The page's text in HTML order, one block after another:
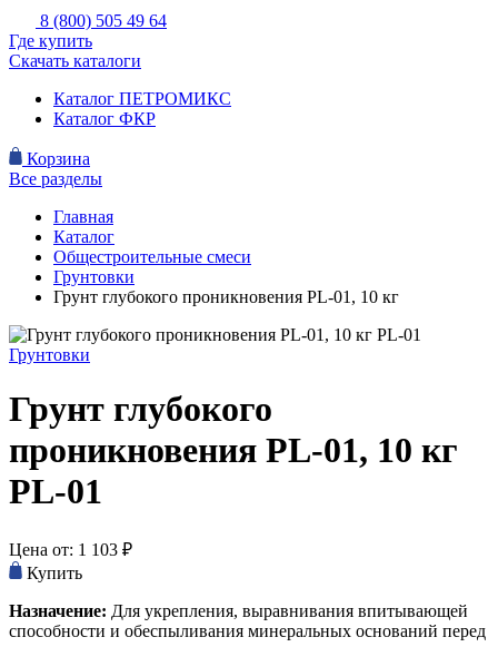
8 (800) 505 49 64
Где купить
Скачать каталоги
Каталог ПЕТРОМИКС
Каталог ФКР
Корзина
Все разделы
Главная
Каталог
Общестроительные смеси
Грунтовки
Грунт глубокого проникновения PL-01, 10 кг
Грунтовки
Грунт глубокого
проникновения PL-01, 10 кг
PL-01
Цена от: 1 103 ₽
Купить
Назначение: Для укрепления, выравнивания впитывающей
способности и обеспыливания минеральных оснований перед